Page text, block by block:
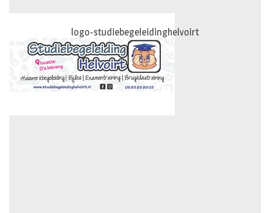
logo-studiebegeleidinghelvoirt